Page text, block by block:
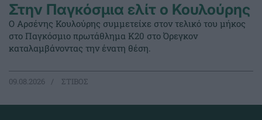
Στην Παγκόσμια ελίτ ο Κουλούρης
Ο Αρσένης Κουλούρης συμμετείχε στον τελικό του μήκος
στο Παγκόσμιο πρωτάθλημα Κ20 στο Όρεγκον
καταλαμβάνοντας την ένατη θέση.
09.08.2026 ΣΤΙΒΟΣ